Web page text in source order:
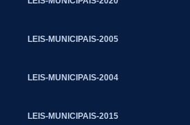
LEIS-MUNICIPAIS-2005
LEIS-MUNICIPAIS-2004
LEIS-MUNICIPAIS-2015